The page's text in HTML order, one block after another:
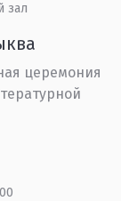
зал
церемония